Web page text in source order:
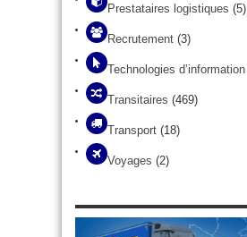
Prestataires logistiques (5)
Recrutement (3)
Technologies d’information
Transitaires (469)
Transport (18)
Voyages (2)